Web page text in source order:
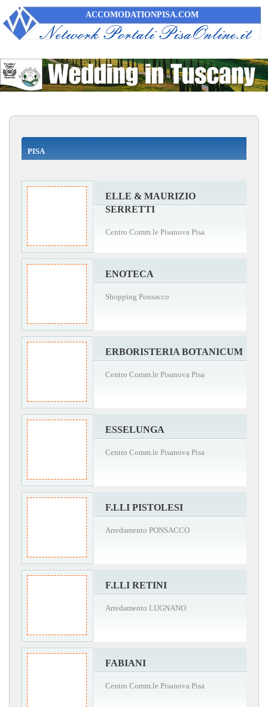
ACCOMODATIONPISA.COM
PISA
ELLE & MAURIZIO
SERRETTI
Centro Comm.le Pisanova Pisa
ENOTECA
Shopping Ponsacco
ERBORISTERIA BOTANICUM
Centro Comm.le Pisanova Pisa
ESSELUNGA
Centro Comm.le Pisanova Pisa
F.LLI PISTOLESI
Arredamento PONSACCO
F.LLI RETINI
Arredamento LUGNANO
FABIANI
Centro Comm.le Pisanova Pisa